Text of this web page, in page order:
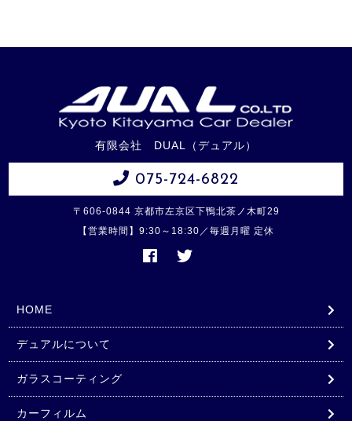
有限会社 DUAL（デュアル）
075-724-6822
〒606-0844 京都市左京区下鴨北茶ノ木町29
【営業時間】9:30～18:30／毎週月曜 定休
HOME
デュアルについて
ガラスコーティング
カーフィルム